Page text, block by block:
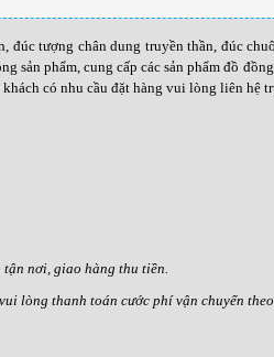
tượng chân dung truyền thần, đúc
sản phẩm, cung cấp các sản phẩm đồ
khách có nhu cầu đặt hàng vui lòng liên hệ
nơi, giao hàng thu tiền.
lòng thanh toán cước phí vận chuyển